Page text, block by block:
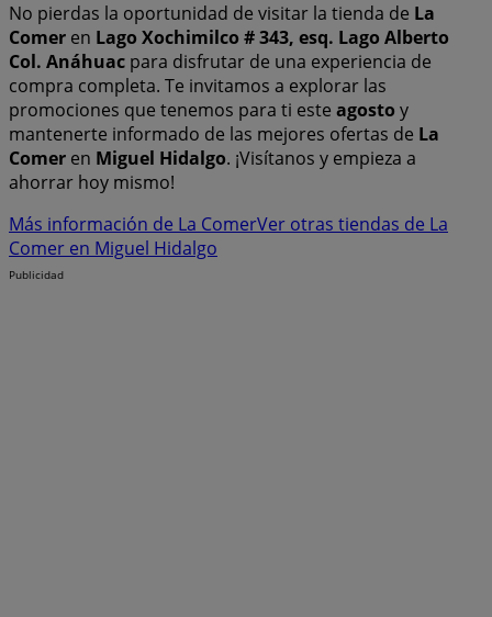
No pierdas la oportunidad de visitar la tienda de La
Comer en Lago Xochimilco # 343, esq. Lago Alberto
Col. Anáhuac para disfrutar de una experiencia de
compra completa. Te invitamos a explorar las
promociones que tenemos para ti este agosto y
mantenerte informado de las mejores ofertas de La
Comer en Miguel Hidalgo. ¡Visítanos y empieza a
ahorrar hoy mismo!
Más información de La ComerVer otras tiendas de La
Comer en Miguel Hidalgo
Publicidad